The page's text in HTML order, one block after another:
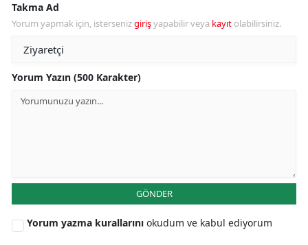
Takma Ad
Yorum yapmak için, istersenizgirişyapabilir veya kayıt olabilirsiniz.
Yorum Yazın (500 Karakter)
GÖNDER
Yorum yazma kurallarını okudum ve kabul ediyorum